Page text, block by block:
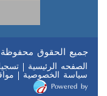
جميع الحقوق محفوظة
الصفحه الرئيسية
سياسة الخصوصية
Powered by